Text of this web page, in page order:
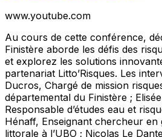
www.youtube.com
Au cours de cette conférence,
Finistère aborde les défis des
et explorez les solutions
partenariat Litto’Risques. Les
Ducros, Chargé de mission
départemental du Finistère ;
Responsable d’études eau et
Hénaff, Enseignant chercheur en
littorale à l’UBO ; Nicolas Le